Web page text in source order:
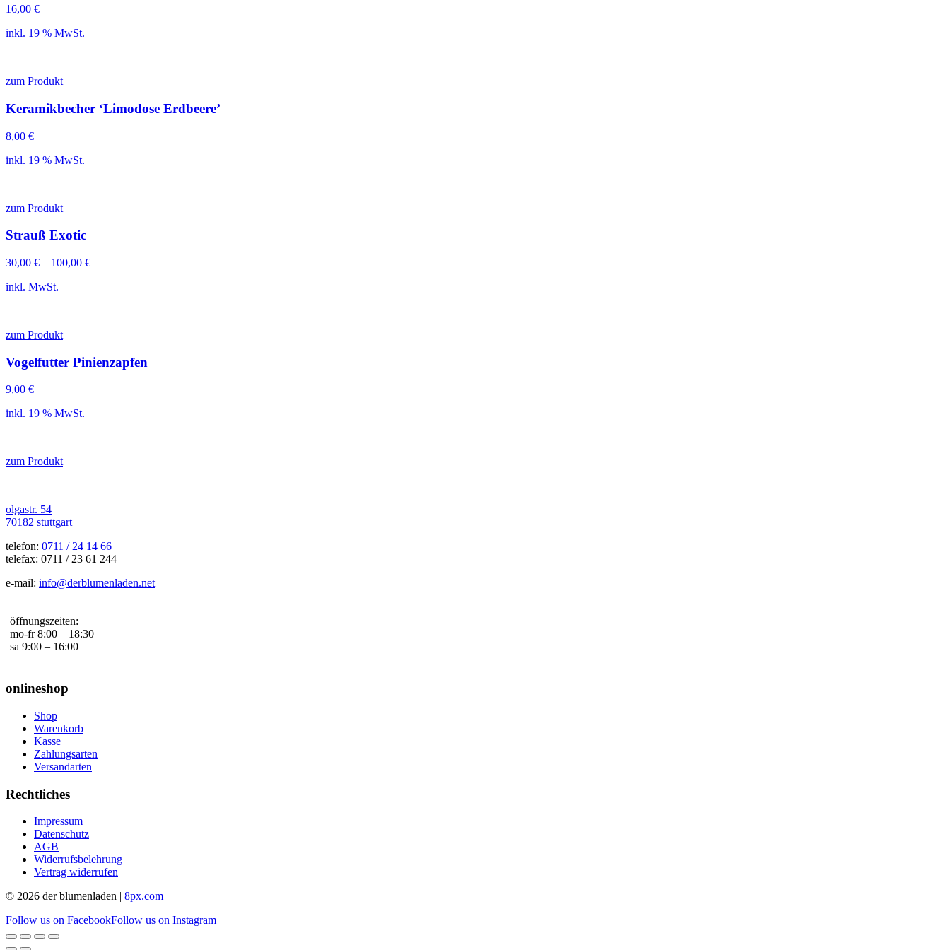
16,00 €
inkl. 19 % MwSt.
zum Produkt
Keramikbecher ‘Limodose Erdbeere’
8,00 €
inkl. 19 % MwSt.
zum Produkt
Strauß Exotic
30,00 € – 100,00 €
inkl. MwSt.
zum Produkt
Vogelfutter Pinienzapfen
9,00 €
inkl. 19 % MwSt.
zum Produkt
olgastr. 54
70182 stuttgart
telefon: 0711 / 24 14 66
telefax: 0711 / 23 61 244
e-mail: info@derblumenladen.net
öffnungszeiten:
mo-fr 8:00 – 18:30
sa 9:00 – 16:00
onlineshop
Shop
Warenkorb
Kasse
Zahlungsarten
Versandarten
Rechtliches
Impressum
Datenschutz
AGB
Widerrufsbelehrung
Vertrag widerrufen
© 2026 der blumenladen | 8px.com
Follow us on FacebookFollow us on Instagram